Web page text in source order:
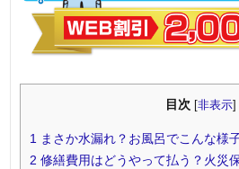
目次 [非表示]
1
まさか水漏れ？お風呂でこんな様
2 修繕費用はどうやって払う？火災